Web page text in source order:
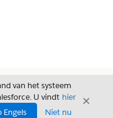
van het systeem
U vindt hier
Engels Niet nu
Sluiten